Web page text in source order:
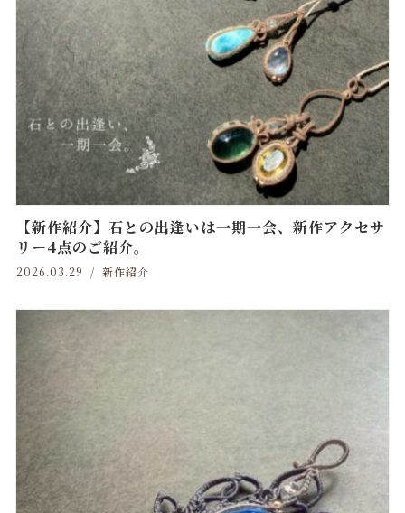
【新作紹介】石との出逢いは一期一会、新作アクセサ
リー4点のご紹介。
2026.03.29 新作紹介